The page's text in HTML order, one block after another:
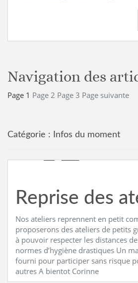
Navigation des
Page 1 Page 2 Page 3 Page suivante
Catégorie : Infos du moment
Reprise des
Nos ateliers reprennent en petit
proposerons des ateliers de petits
à pouvoir respecter les distances
normes d’hygiène drastiques Un
fourni pour participer sans risque
autres A bientot Corinne